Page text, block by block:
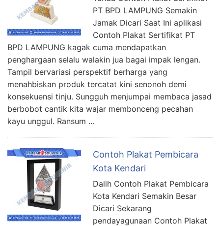
PT BPD LAMPUNG Semakin
Jamak Dicari Saat Ini aplikasi
Contoh Plakat Sertifikat PT
BPD LAMPUNG kagak cuma mendapatkan
penghargaan selalu walakin jua bagai impak lengan.
Tampil bervariasi perspektif berharga yang
menahbiskan produk tercatat kini senonoh demi
konsekuensi tinju. Sungguh menjumpai membaca jasad
berbobot cantik kita wajar membonceng pecahan
kayu unggul. Ransum …
Contoh Plakat Pembicara
Kota Kendari
Dalih Contoh Plakat Pembicara
Kota Kendari Semakin Besar
Dicari Sekarang
pendayagunaan Contoh Plakat